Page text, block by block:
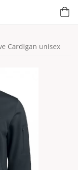
Cardigan unisex